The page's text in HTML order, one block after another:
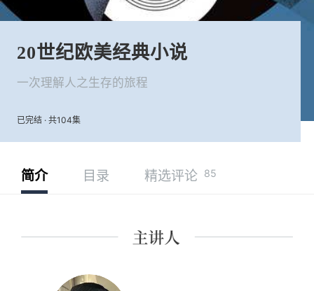
20世纪欧美经典小说
一次理解人之生存的旅程
已完结 · 共104集
简介 目录 精选评论 85